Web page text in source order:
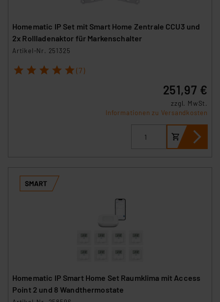
Homematic IP Set mit Smart Home Zentrale CCU3 und
2x Rollladenaktor für Markenschalter
Artikel-Nr. 251325
1 2 3 4 5 (7)
251,97 €
zzgl. MwSt.
Informationen zu Versandkosten
Homematic IP Smart Home Set Raumklima mit Access
Point 2 und 8 Wandthermostate